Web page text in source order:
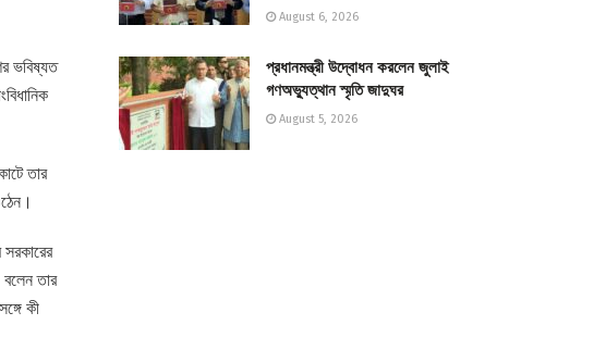
ভবিষ্যত
তার
তার
কী
August 6, 2026
প্রধানমন্ত্রী উদ্বোধন করলেন জুলাই
গণঅভ্যুত্থান স্মৃতি জাদুঘর
August 5, 2026